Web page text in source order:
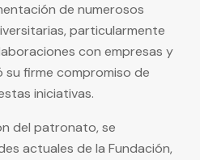
de numerosos
particularmente
con empresas y
firme compromiso de
iniciativas.
del patronato, se
actuales de la Fundación,